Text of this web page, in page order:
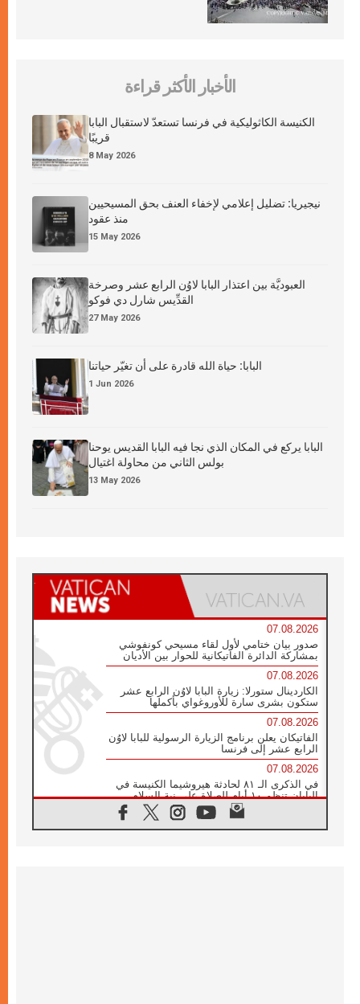
الأخبار الأكثر قراءة
الكنيسة الكاثوليكية في فرنسا تستعدّ لاستقبال البابا
قريبًا
8 May 2026
نيجيريا: تضليل إعلامي لإخفاء العنف بحق المسيحيين
منذ عقود
15 May 2026
العبوديَّة بين اعتذار البابا لاوُن الرابع عشر وصرخة
القدِّيس شارل دي فوكو
27 May 2026
البابا: حياة الله قادرة على أن تغيّر حياتنا
1 Jun 2026
البابا يركع في المكان الذي نجا فيه البابا القديس يوحنا
بولس الثاني من محاولة اغتيال
13 May 2026
07.08.2026
صدور بيان ختامي لأول لقاء مسيحي كونفوشي
بمشاركة الدائرة الفاتيكانية للحوار بين الأديان
07.08.2026
الكاردينال ستورلا: زيارة البابا لاوُن الرابع عشر
ستكون بشرى سارة للأوروغواي بأكملها
07.08.2026
الفاتيكان يعلن برنامج الزيارة الرسولية للبابا لاوُن
الرابع عشر إلى فرنسا
07.08.2026
في الذكرى الـ ٨١ لحادثة هيروشيما الكنيسة في
اليابان تنظم ١٠ أيام للصلاة على نية السلام
الكنيسة في الأوروغواي: زيارة البابا ستعزز